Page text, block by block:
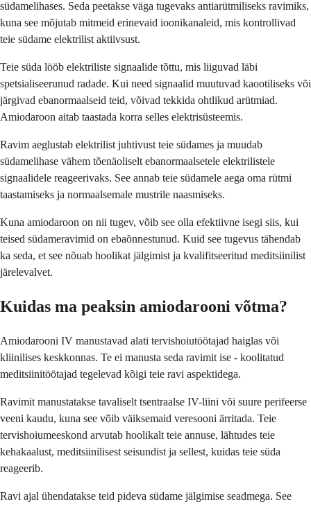
südamelihases. Seda peetakse väga tugevaks antiarütmiliseks ravimiks,
kuna see mõjutab mitmeid erinevaid ioonikanaleid, mis kontrollivad
teie südame elektrilist aktiivsust.
Teie süda lööb elektriliste signaalide tõttu, mis liiguvad läbi
spetsialiseerunud radade. Kui need signaalid muutuvad kaootiliseks või
järgivad ebanormaalseid teid, võivad tekkida ohtlikud arütmiad.
Amiodaroon aitab taastada korra selles elektrisüsteemis.
Ravim aeglustab elektrilist juhtivust teie südames ja muudab
südamelihase vähem tõenäoliselt ebanormaalsetele elektrilistele
signaalidele reageerivaks. See annab teie südamele aega oma rütmi
taastamiseks ja normaalsemale mustrile naasmiseks.
Kuna amiodaroon on nii tugev, võib see olla efektiivne isegi siis, kui
teised südameravimid on ebaõnnestunud. Kuid see tugevus tähendab
ka seda, et see nõuab hoolikat jälgimist ja kvalifitseeritud meditsiinilist
järelevalvet.
Kuidas ma peaksin amiodarooni võtma?
Amiodarooni IV manustavad alati tervishoiutöötajad haiglas või
kliinilises keskkonnas. Te ei manusta seda ravimit ise - koolitatud
meditsiinitöötajad tegelevad kõigi teie ravi aspektidega.
Ravimit manustatakse tavaliselt tsentraalse IV-liini või suure perifeerse
veeni kaudu, kuna see võib väiksemaid veresooni ärritada. Teie
tervishoiumeeskond arvutab hoolikalt teie annuse, lähtudes teie
kehakaalust, meditsiinilisest seisundist ja sellest, kuidas teie süda
reageerib.
Ravi ajal ühendatakse teid pideva südame jälgimise seadmega. See